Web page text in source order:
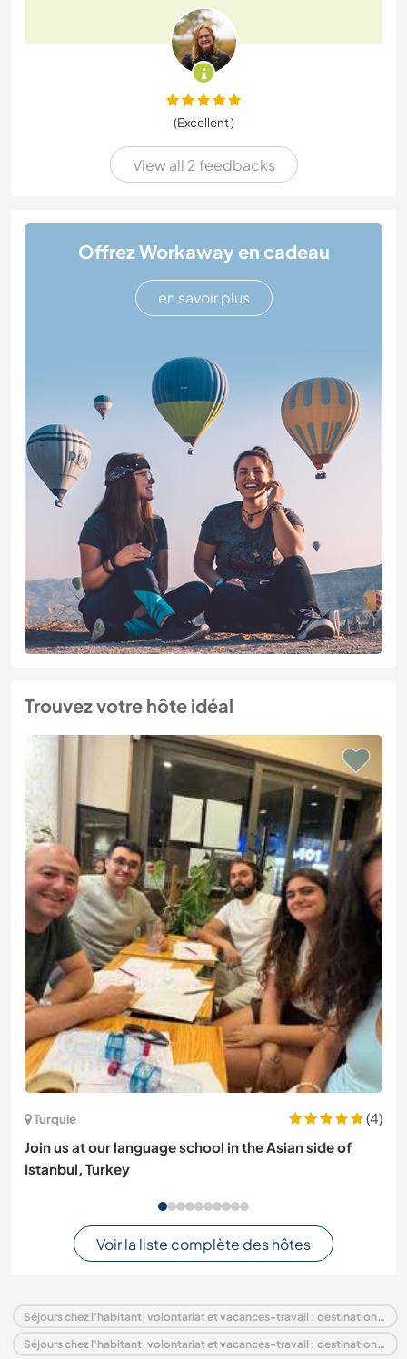
(Excellent )
View all 2 feedbacks
Offrez Workaway en cadeau
en savoir plus
Trouvez votre hôte idéal
Turquie
(4)
Join us at our language school in the Asian side of
Istanbul, Turkey
Voir la liste complète des hôtes
Séjours chez l'habitant, volontariat et vacances-travail : destination Belgique
Séjours chez l'habitant, volontariat et vacances-travail : destination Europe